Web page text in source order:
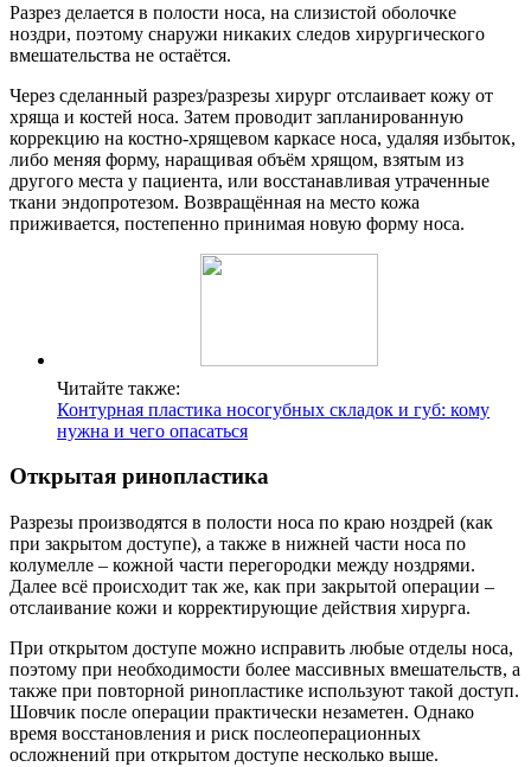
Разрез делается в полости носа, на слизистой оболочке
ноздри, поэтому снаружи никаких следов хирургического
вмешательства не остаётся.
Через сделанный разрез/разрезы хирург отслаивает кожу от
хряща и костей носа. Затем проводит запланированную
коррекцию на костно-хрящевом каркасе носа, удаляя избыток,
либо меняя форму, наращивая объём хрящом, взятым из
другого места у пациента, или восстанавливая утраченные
ткани эндопротезом. Возвращённая на место кожа
приживается, постепенно принимая новую форму носа.
Читайте также:
Контурная пластика носогубных складок и губ: кому
нужна и чего опасаться
Открытая ринопластика
Разрезы производятся в полости носа по краю ноздрей (как
при закрытом доступе), а также в нижней части носа по
колумелле – кожной части перегородки между ноздрями.
Далее всё происходит так же, как при закрытой операции –
отслаивание кожи и корректирующие действия хирурга.
При открытом доступе можно исправить любые отделы носа,
поэтому при необходимости более массивных вмешательств, а
также при повторной ринопластике используют такой доступ.
Шовчик после операции практически незаметен. Однако
время восстановления и риск послеоперационных
осложнений при открытом доступе несколько выше.